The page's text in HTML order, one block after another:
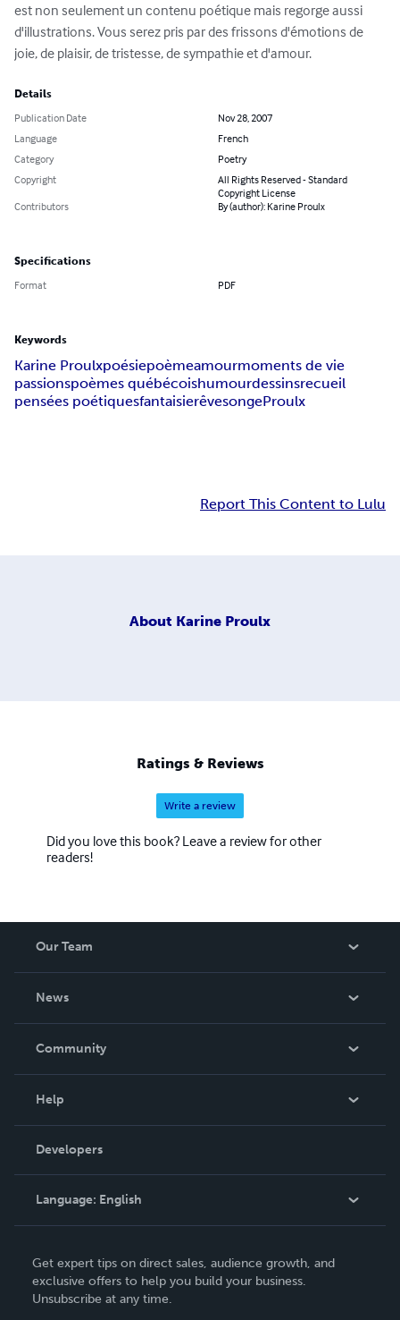
est non seulement un contenu poétique mais regorge aussi
d'illustrations. Vous serez pris par des frissons d'émotions de
joie, de plaisir, de tristesse, de sympathie et d'amour.
Details
Publication Date
Nov 28, 2007
Language
French
Category
Poetry
Copyright
All Rights Reserved - Standard
Copyright License
Contributors
By (author): Karine Proulx
Specifications
Format PDF
Keywords
Karine Proulxpoésiepoèmeamourmoments de vie
passionspoèmes québécoishumourdessinsrecueil
pensées poétiquesfantaisierêvesongeProulx
Report This Content to Lulu
About Karine Proulx
Ratings & Reviews
Write a review
Did you love this book? Leave a review for other
readers!
Our Team
News
In The News
Community
Podcast
Help
Order Lookup
Knowledge Base
Contact Support
Developers
Language: English
Deutsch
Français
Get expert tips on direct sales, audience growth, and
exclusive offers to help you build your business.
Unsubscribe at any time.